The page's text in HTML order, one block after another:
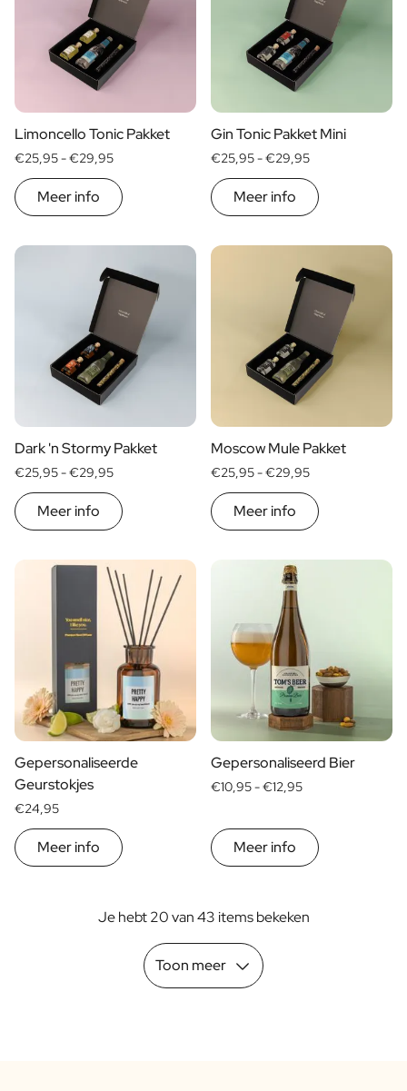
Limoncello Tonic Pakket
€25,95 -€29,95
Meer info
Gin Tonic Pakket Mini
€25,95 -€29,95
Meer info
Dark 'n Stormy Pakket
€25,95 -€29,95
Meer info
Moscow Mule Pakket
€25,95 -€29,95
Meer info
Gepersonaliseerde
Geurstokjes
€24,95
Meer info
Gepersonaliseerd Bier
€10,95 -€12,95
Meer info
Je hebt 20 van 43 items bekeken
Toon meer